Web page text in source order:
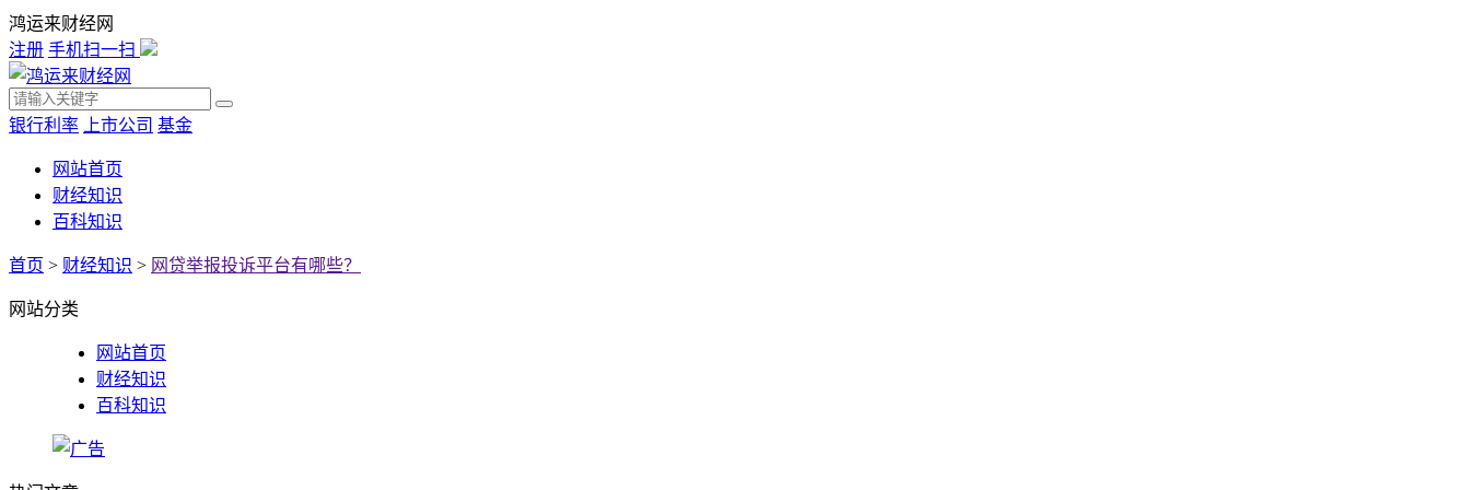
鸿运来财经网
注册 手机扫一扫
银行利率 上市公司 基金
网站首页
财经知识
百科知识
首页 > 财经知识 > 网贷举报投诉平台有哪些？
网站分类
网站首页
财经知识
百科知识